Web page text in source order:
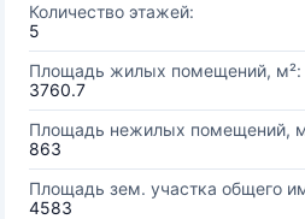
Количество этажей:
5
Площадь жилых помещений, м²:
3760.7
Площадь нежилых помещений,
863
Площадь зем. участка общего
4583